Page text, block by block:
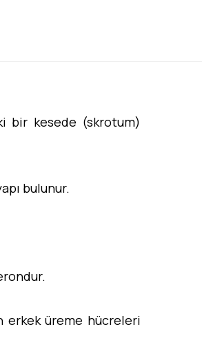
bir kesede (skrotum)
bulunur.
erkek üreme hücreleri